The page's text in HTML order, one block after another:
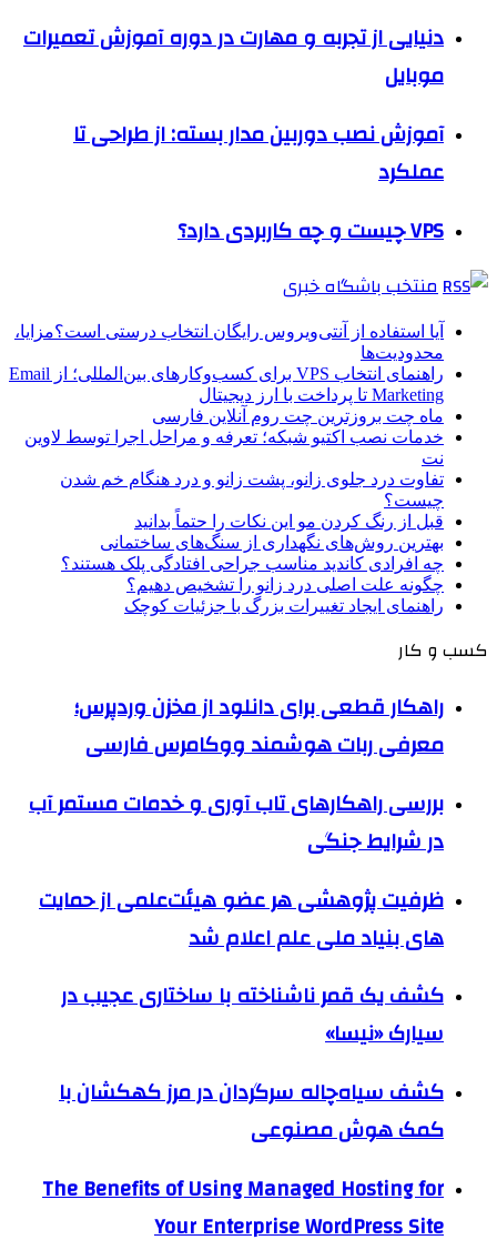
دنیایی از تجربه و مهارت در دوره آموزش تعمیرات
موبایل
آموزش نصب دوربین مدار بسته: از طراحی تا
عملکرد
VPS چیست و چه کاربردی دارد؟
منتخب باشگاه خبری
آیا استفاده از آنتی‌ویروس رایگان انتخاب درستی است؟مزایا،
محدودیت‌ها
راهنمای انتخاب VPS برای کسب‌وکارهای بین‌المللی؛ از Email
Marketing تا پرداخت با ارز دیجیتال
ماه چت بروزترین چت روم آنلاین فارسی
خدمات نصب اکتیو شبکه؛ تعرفه و مراحل اجرا توسط لاوین
نت
تفاوت درد جلوی زانو، پشت زانو و درد هنگام خم شدن
چیست؟
قبل از رنگ کردن مو این نکات را حتماً بدانید
بهترین روش‌های نگهداری از سنگ‌های ساختمانی
چه افرادی کاندید مناسب جراحی افتادگی پلک هستند؟
چگونه علت اصلی درد زانو را تشخیص دهیم؟
راهنمای ایجاد تغییرات بزرگ با جزئیات کوچک
کسب و کار
راهکار قطعی برای دانلود از مخزن وردپرس؛
معرفی ربات هوشمند ووکامرس فارسی
بررسی راهکارهای تاب آوری و خدمات مستمر آب
در شرایط جنگی
ظرفیت پژوهشی هر عضو هیئت‌علمی از حمایت
های بنیاد ملی علم اعلام شد
کشف یک قمر ناشناخته با ساختاری عجیب در
سیارک «نیسا»
کشف سیاه‌چاله سرگردان در مرز کهکشان با
کمک هوش مصنوعی
The Benefits of Using Managed Hosting for
Your Enterprise WordPress Site